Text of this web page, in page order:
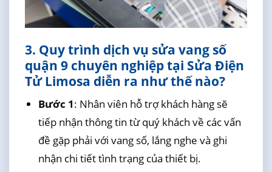
3. Quy trình dịch vụ sửa vang số
quận 9 chuyên nghiệp tại Sửa Điện
Tử Limosa diễn ra như thế nào?
Bước 1: Nhân viên hỗ trợ khách hàng sẽ
tiếp nhận thông tin từ quý khách về các vấn
đề gặp phải với vang số, lắng nghe và ghi
nhận chi tiết tình trạng của thiết bị.